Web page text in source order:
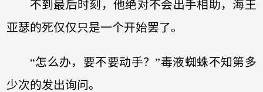
不到最后时刻，他绝对不会出手相助，海王
亚瑟的死仅仅只是一个开始罢了。
“怎么办，要不要动手？”毒液蜘蛛不知第多
少次的发出询问。